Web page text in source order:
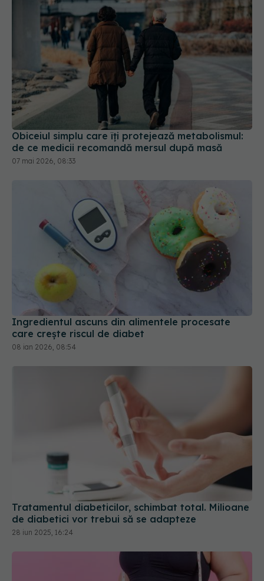
Obiceiul simplu care îți protejează metabolismul:
de ce medicii recomandă mersul după masă
07 mai 2026, 08:33
Ingredientul ascuns din alimentele procesate
care crește riscul de diabet
08 ian 2026, 08:54
Tratamentul diabeticilor, schimbat total. Milioane
de diabetici vor trebui să se adapteze
28 iun 2025, 16:24